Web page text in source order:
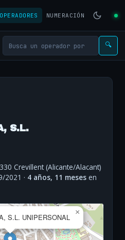
OPERADORES NUMERACIÓN
🔍
S.L.
Crevillent (Alicante/Alacant)
2021 · 4 años, 11 meses en
S.L. UNIPERSONAL
×